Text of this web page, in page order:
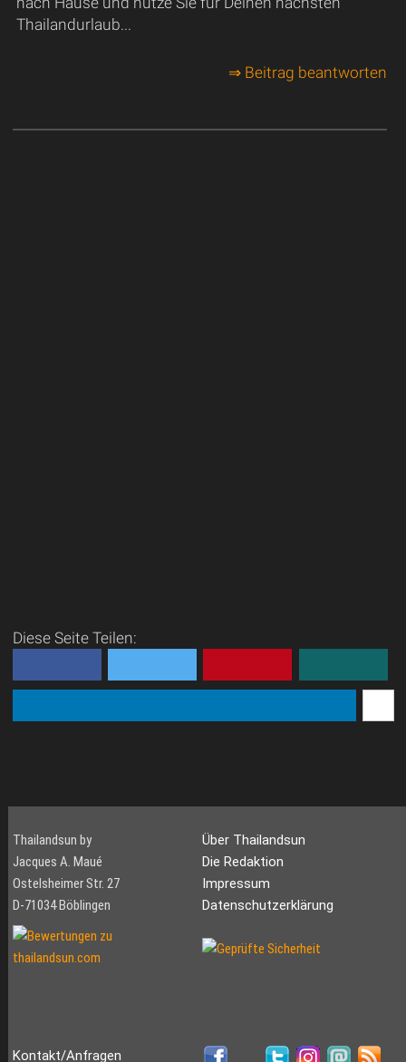
Thailandurlaub...
⇒ Beitrag beantworten
Diese Seite Teilen:
Thailandsun by
Jacques A. Maué
Ostelsheimer Str. 27
D-71034 Böblingen
Über Thailandsun
Die Redaktion
Impressum
Datenschutzerklärung
Kontakt/Anfragen